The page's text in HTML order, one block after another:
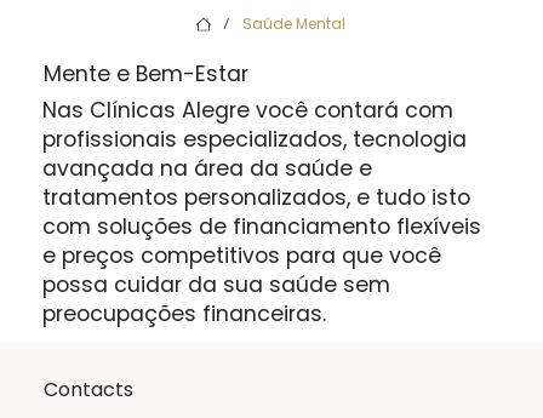
/ Saúde Mental
Mente e Bem-Estar
Nas Clínicas Alegre você contará com
profissionais especializados, tecnologia
avançada na área da saúde e
tratamentos personalizados, e tudo isto
com soluções de financiamento flexíveis
e preços competitivos para que você
possa cuidar da sua saúde sem
preocupações financeiras.
Contacts